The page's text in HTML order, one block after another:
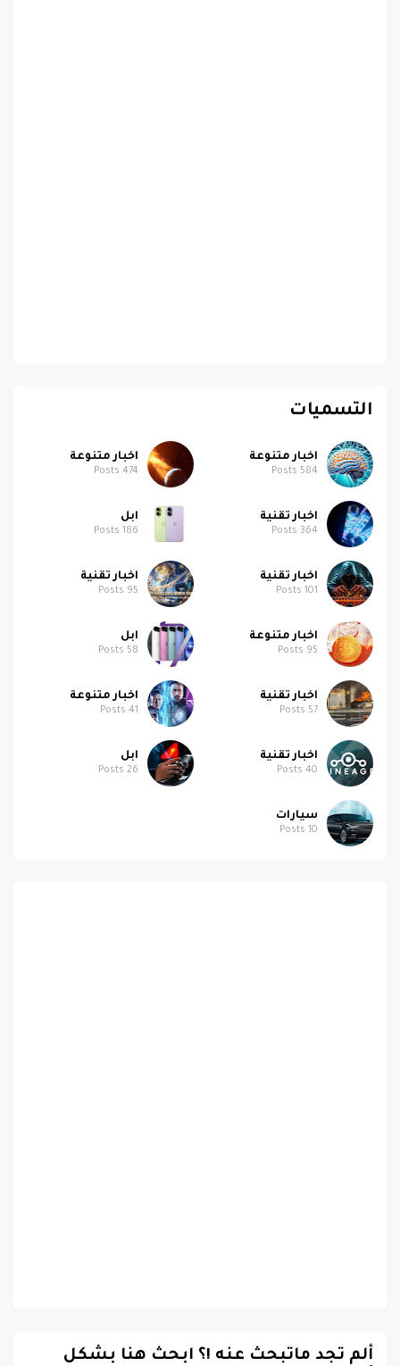
التسميات
اخبار متنوعة
584
اخبار متنوعة
474
اخبار تقنية
364
ابل
186
اخبار تقنية
101
اخبار تقنية
95
اخبار متنوعة
95
ابل
58
اخبار تقنية
57
اخبار متنوعة
41
اخبار تقنية
40
ابل
26
سيارات
10
ألم تجد ماتبحث عنه !؟ ابحث هنا بشكل